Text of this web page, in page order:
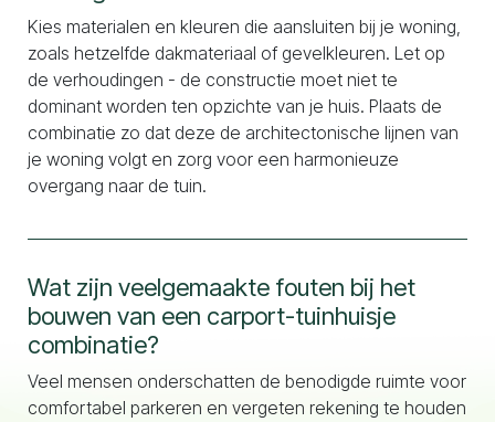
Kies materialen en kleuren die aansluiten bij je woning,
zoals hetzelfde dakmateriaal of gevelkleuren. Let op
de verhoudingen - de constructie moet niet te
dominant worden ten opzichte van je huis. Plaats de
combinatie zo dat deze de architectonische lijnen van
je woning volgt en zorg voor een harmonieuze
overgang naar de tuin.
Wat zijn veelgemaakte fouten bij het
bouwen van een carport-tuinhuisje
combinatie?
Veel mensen onderschatten de benodigde ruimte voor
comfortabel parkeren en vergeten rekening te houden